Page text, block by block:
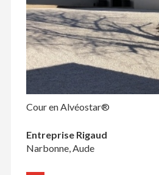
Cour en Alvéostar®
Entreprise Rigaud
Narbonne, Aude